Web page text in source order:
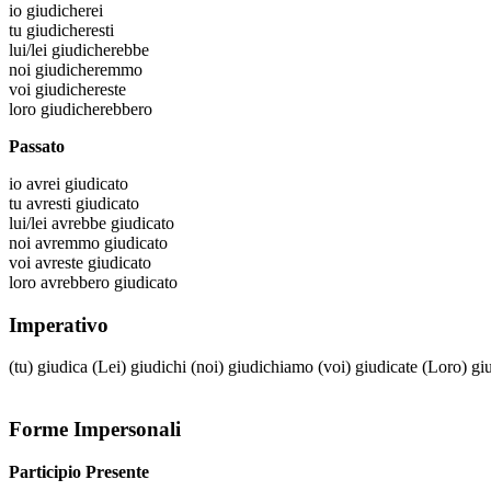
io giudicherei
tu giudicheresti
lui/lei giudicherebbe
noi giudicheremmo
voi giudichereste
loro giudicherebbero
Passato
io avrei giudicato
tu avresti giudicato
lui/lei avrebbe giudicato
noi avremmo giudicato
voi avreste giudicato
loro avrebbero giudicato
Imperativo
(tu) giudica (Lei) giudichi (noi) giudichiamo (voi) giudicate (Loro)
Forme Impersonali
Participio Presente